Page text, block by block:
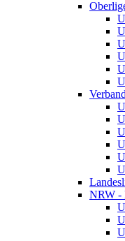
NRW -